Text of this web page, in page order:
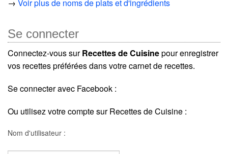
→ Voir plus de noms de plats et d'ingrédients
Se connecter
Connectez-vous surRecettes de Cuisinepour enregistrer
vos recettes préférées dans votre carnet de recettes.
Se connecter avec Facebook :
Ou utilisez votre compte sur Recettes de Cuisine :
Nom d'utilisateur :